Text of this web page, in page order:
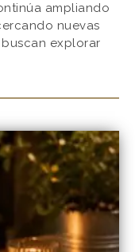
ampliando
nuevas
explorar